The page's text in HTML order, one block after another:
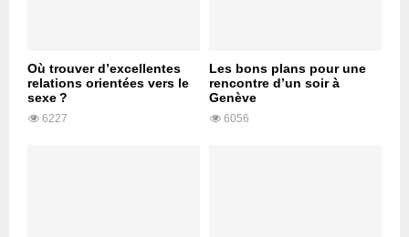
Où trouver d’excellentes
relations orientées vers le
sexe ?
6227
Les bons plans pour une
rencontre d’un soir à
Genève
6056